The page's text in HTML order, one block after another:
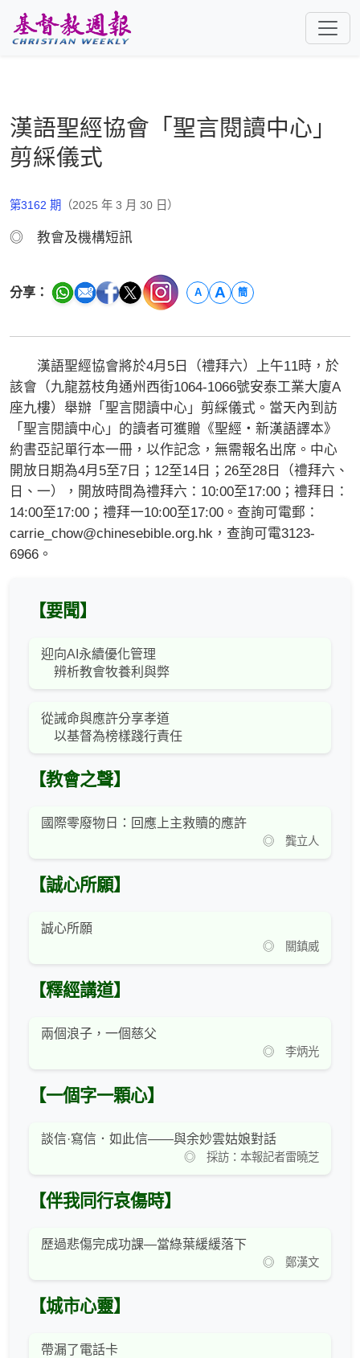
漢語聖經協會「聖言閱讀中心」
剪綵儀式
第3162 期 （2025 年 3 月 30 日）
◎ 教會及機構短訊
分享： A A 簡
漢語聖經協會將於4月5日（禮拜六）上午11時，於
該會（九龍荔枝角通州西街1064-1066號安泰工業大廈A
座九樓）舉辦「聖言閱讀中心」剪綵儀式。當天內到訪
「聖言閱讀中心」的讀者可獲贈《聖經‧新漢語譯本》
約書亞記單行本一冊，以作記念，無需報名出席。中心
開放日期為4月5至7日；12至14日；26至28日（禮拜六、
日、一），開放時間為禮拜六：10:00至17:00；禮拜日：
14:00至17:00；禮拜一10:00至17:00。查詢可電郵：
carrie_chow@chinesebible.org.hk ，查詢可電3123-
6966。
【要聞】
迎向AI永續優化管理
辨析教會牧養利與弊
從誡命與應許分享孝道
以基督為榜樣踐行責任
【教會之聲】
國際零廢物日：回應上主救贖的應許
◎ 龔立人
【誠心所願】
誠心所願
◎ 關鎮威
【釋經講道】
兩個浪子，一個慈父
◎ 李炳光
【一個字一顆心】
談信·寫信．如此信——與余妙雲姑娘對話
◎ 採訪：本報記者雷曉芝
【伴我同行哀傷時】
歷過悲傷完成功課—當綠葉緩緩落下
◎ 鄭漢文
【城市心靈】
帶漏了電話卡